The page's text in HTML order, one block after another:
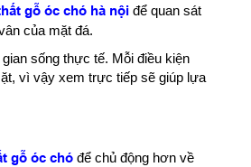
gỗ óc chó hà nội để quan sát
của mặt đá.
sống thực tế. Mỗi điều kiện
vì vậy xem trực tiếp sẽ giúp lựa
gỗ óc chó để chủ động hơn về